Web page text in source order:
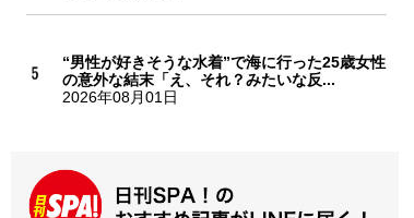
“男性が好きそうな水着”で海に行った25歳女性
の意外な結末「え、それ？みたいな反...
2026年08月01日